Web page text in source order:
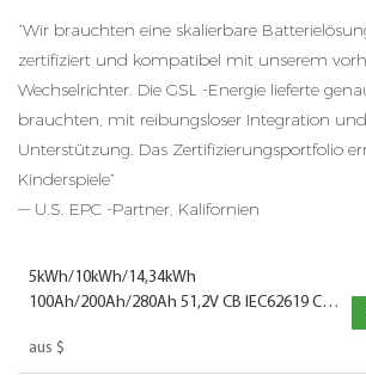
“Wir brauchten eine skalierbare
zertifiziert und kompatibel mit unserem
Wechselrichter. Die GSL -Energie lieferte
brauchten, mit reibungsloser Integration
Unterstützung. Das Zertifizierungsportfolio
Kinderspiele”
— U.S. EPC -Partner, Kalifornien
5kWh/10kWh/14,34kWh
100Ah/200Ah/280Ah 51,2V CB IEC62619 CE-
Solarbatterie
aus $